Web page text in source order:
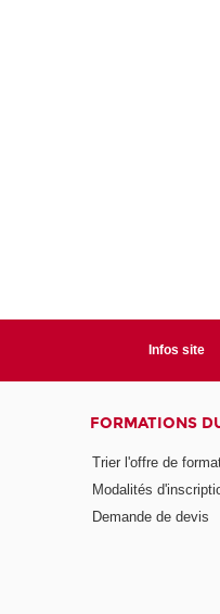
Infos site
FORMATIONS
Trier l'offre de
Modalités
Demande de devis